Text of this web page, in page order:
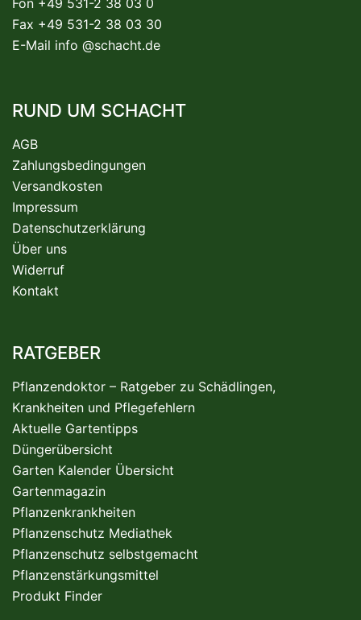
Fax +49 531-2 38 03 30
E-Mail info @schacht.de
RUND UM SCHACHT
AGB
Zahlungsbedingungen
Versandkosten
Impressum
Datenschutzerklärung
Über uns
Widerruf
Kontakt
RATGEBER
Pflanzendoktor – Ratgeber zu Schädlingen,
Krankheiten und Pflegefehlern
Aktuelle Gartentipps
Düngerübersicht
Garten Kalender Übersicht
Gartenmagazin
Pflanzenkrankheiten
Pflanzenschutz Mediathek
Pflanzenschutz selbstgemacht
Pflanzenstärkungsmittel
Produkt Finder